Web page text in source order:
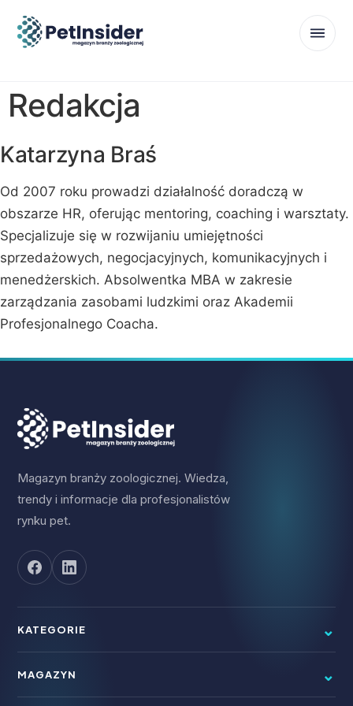
Redakcja
Katarzyna Braś
Od 2007 roku prowadzi działalność doradczą w
obszarze HR, oferując mentoring, coaching i warsztaty.
Specjalizuje się w rozwijaniu umiejętności
sprzedażowych, negocjacyjnych, komunikacyjnych i
menedżerskich. Absolwentka MBA w zakresie
zarządzania zasobami ludzkimi oraz Akademii
Profesjonalnego Coacha.
Magazyn branży zoologicznej. Wiedza,
trendy i informacje dla profesjonalistów
rynku pet.
KATEGORIE ⌄
Aktualności
MAGAZYN ⌄